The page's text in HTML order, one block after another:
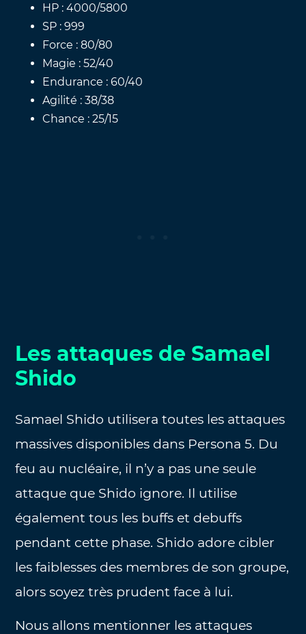
HP : 4000/5800
SP : 999
Force : 80/80
Magie : 52/40
Endurance : 60/40
Agilité : 38/38
Chance : 25/15
Les attaques de Samael
Shido
Samael Shido utilisera toutes les attaques
massives disponibles dans Persona 5. Du
feu au nucléaire, il n’y a pas une seule
attaque que Shido ignore. Il utilise
également tous les buffs et debuffs
pendant cette phase. Shido adore cibler
les faiblesses des membres de son groupe,
alors soyez très prudent face à lui.
Nous allons mentionner les attaques